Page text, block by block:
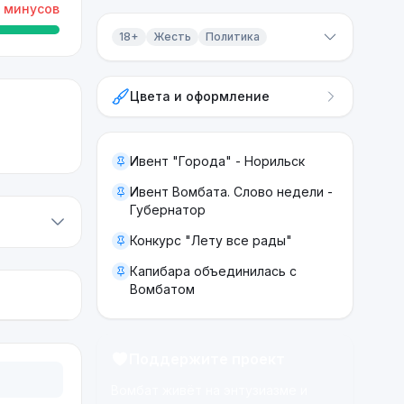
минусов
18+ Жесть Политика
ЖестьЦвета и оформление
Ивент "Города" - Норильск
Ивент Вомбата. Слово недели -
Губернатор
Конкурс "Лету все рады"
Капибара объединилась с
Вомбатом